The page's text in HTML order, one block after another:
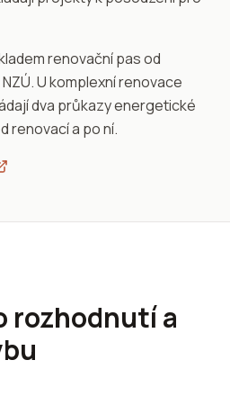
renovační pas od
U komplexní renovace
dva průkazy energetické
renovací a po ní.
rozhodnutí a